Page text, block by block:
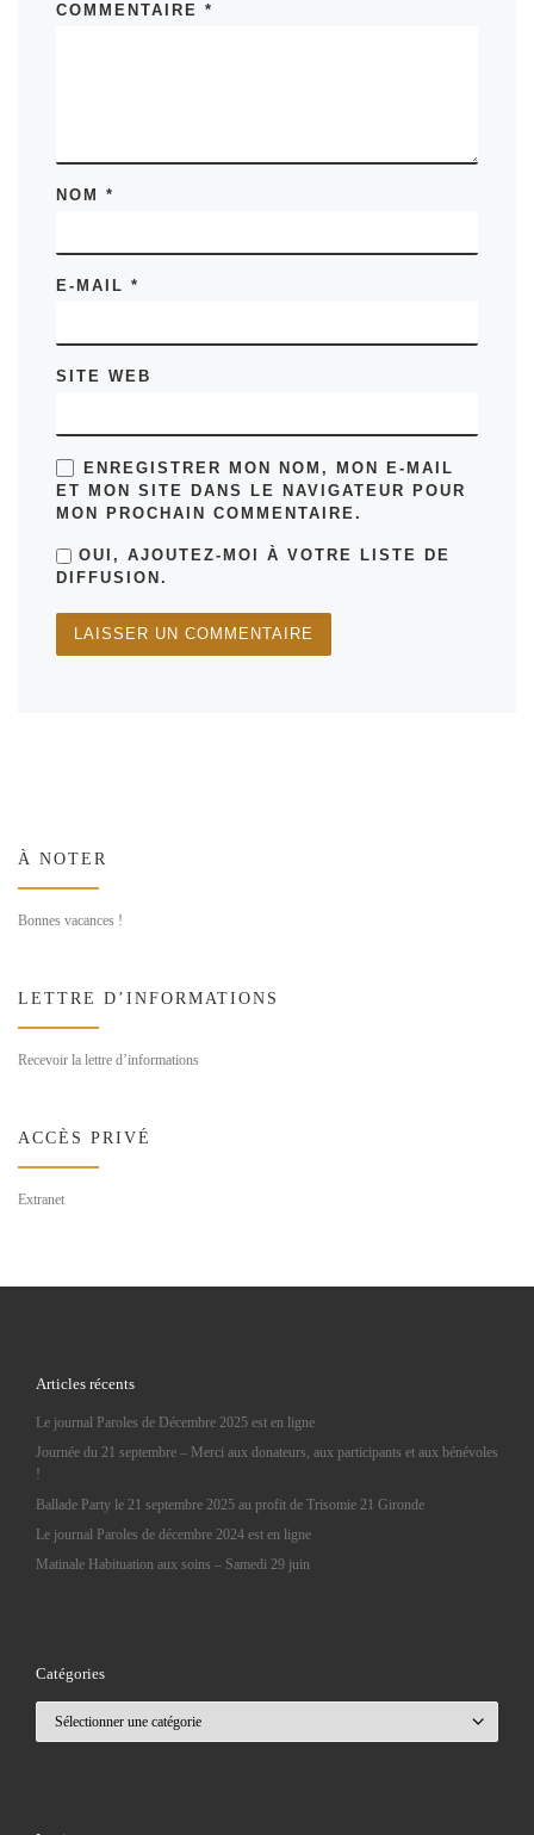
COMMENTAIRE*
NOM*
E-MAIL*
SITE WEB
ENREGISTRER MON NOM, MON E-MAIL
ET MON SITE DANS LE NAVIGATEUR POUR
MON PROCHAIN COMMENTAIRE.
OUI, AJOUTEZ-MOI À VOTRE LISTE DE
DIFFUSION.
À NOTER
Bonnes vacances !
LETTRE D’INFORMATIONS
Recevoir la lettre d’informations
ACCÈS PRIVÉ
Extranet
Articles récents
Le journal Paroles de Décembre 2025 est en ligne
Journée du 21 septembre – Merci aux donateurs, aux participants et aux bénévoles
!
Ballade Party le 21 septembre 2025 au profit de Trisomie 21 Gironde
Le journal Paroles de décembre 2024 est en ligne
Matinale Habituation aux soins – Samedi 29 juin
Catégories